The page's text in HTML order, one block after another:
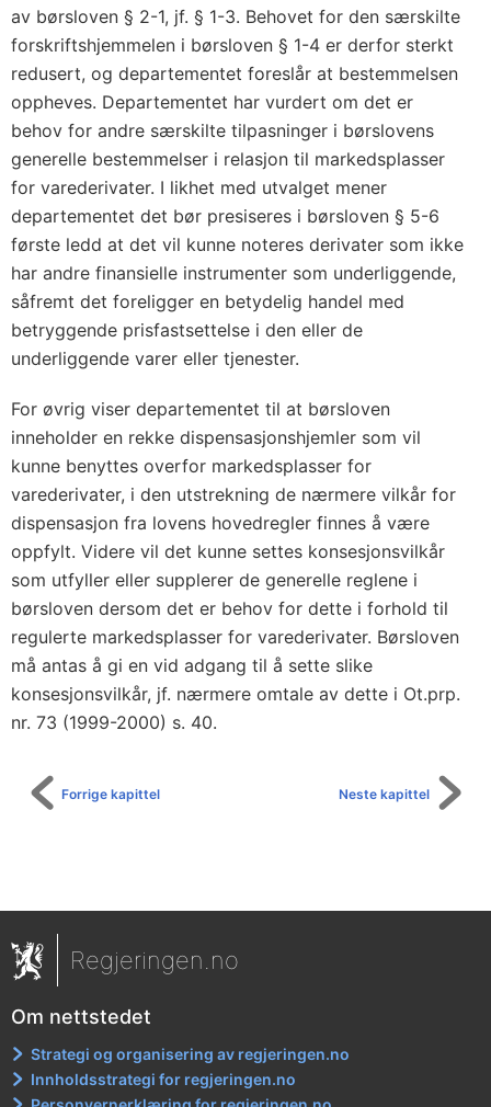
av børsloven § 2-1, jf. § 1-3. Behovet for den særskilte
forskriftshjemmelen i børsloven § 1-4 er derfor sterkt
redusert, og departementet foreslår at bestemmelsen
oppheves. Departementet har vurdert om det er
behov for andre særskilte tilpasninger i børslovens
generelle bestemmelser i relasjon til markedsplasser
for varederivater. I likhet med utvalget mener
departementet det bør presiseres i børsloven § 5-6
første ledd at det vil kunne noteres derivater som ikke
har andre finansielle instrumenter som underliggende,
såfremt det foreligger en betydelig handel med
betryggende prisfastsettelse i den eller de
underliggende varer eller tjenester.
For øvrig viser departementet til at børsloven
inneholder en rekke dispensasjonshjemler som vil
kunne benyttes overfor markedsplasser for
varederivater, i den utstrekning de nærmere vilkår for
dispensasjon fra lovens hovedregler finnes å være
oppfylt. Videre vil det kunne settes konsesjonsvilkår
som utfyller eller supplerer de generelle reglene i
børsloven dersom det er behov for dette i forhold til
regulerte markedsplasser for varederivater. Børsloven
må antas å gi en vid adgang til å sette slike
konsesjonsvilkår, jf. nærmere omtale av dette i Ot.prp.
nr. 73 (1999-2000) s. 40.
Neste kapittel
Forrige kapittel
Regjeringen.no
Om nettstedet
Strategi og organisering av regjeringen.no
Innholdsstrategi for regjeringen.no